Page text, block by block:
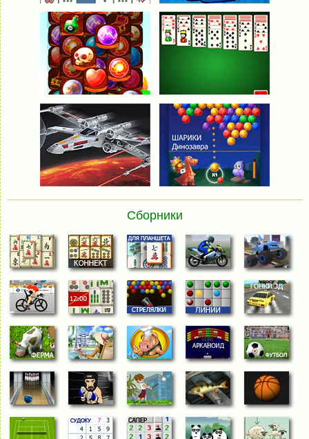
Сборники